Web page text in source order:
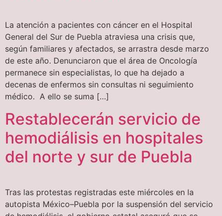
La atención a pacientes con cáncer en el Hospital
General del Sur de Puebla atraviesa una crisis que,
según familiares y afectados, se arrastra desde marzo
de este año. Denunciaron que el área de Oncología
permanece sin especialistas, lo que ha dejado a
decenas de enfermos sin consultas ni seguimiento
médico. A ello se suma […]
Restablecerán servicio de
hemodiálisis en hospitales
del norte y sur de Puebla
Tras las protestas registradas este miércoles en la
autopista México–Puebla por la suspensión del servicio